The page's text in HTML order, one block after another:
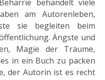
behandelt viele
am Autorenleben,
sie begleiten beim
Ängste und
Magie der Träume,
in ein Buch zu packen
der Autorin ist es recht